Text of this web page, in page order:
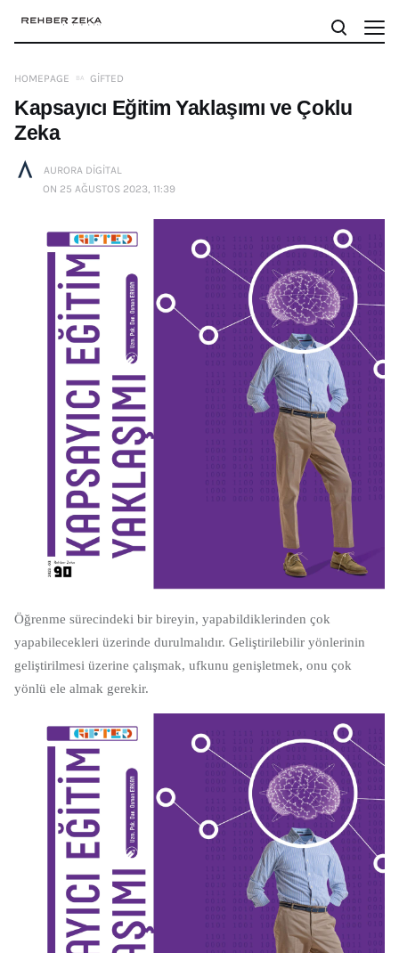
HOMEPAGE GIFTED
AURORA DIGITAL
ON 25 AĞUSTOS 2023, 11:39
Kapsayıcı Eğitim Yaklaşımı ve Çoklu
Zeka
Öğrenme sürecindeki bir bireyin, yapabildiklerinden çok
yapabilecekleri üzerinde durulmalıdır. Geliştirilebilir yönlerinin
geliştirilmesi üzerine çalışmak, ufkunu genişletmek, onu çok
yönlü ele almak gerekir.